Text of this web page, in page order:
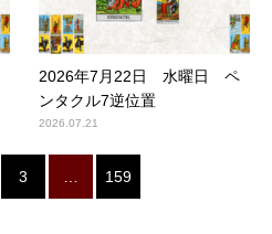
2026年7月22日 水曜日 ペ
ンタクル7逆位置
2026.07.21
3 159